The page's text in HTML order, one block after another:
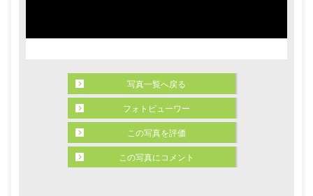
写真一覧へ戻る
フォトビューワー
この写真を評価
この写真にコメント